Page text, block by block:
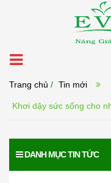
Trang chủ / Tin mới
Khơi dậy sức sống cho
DANH MỤC TIN TỨC